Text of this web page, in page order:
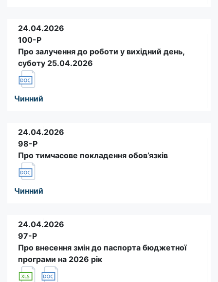
24.04.2026
100-Р
Про залучення до роботи у вихідний день,
суботу 25.04.2026
Чинний
24.04.2026
98-Р
Про тимчасове покладення обов’язків
Чинний
24.04.2026
97-Р
Про внесення змін до паспорта бюджетної
програми на 2026 рік